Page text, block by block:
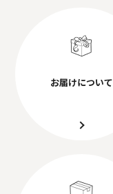
お届けについて